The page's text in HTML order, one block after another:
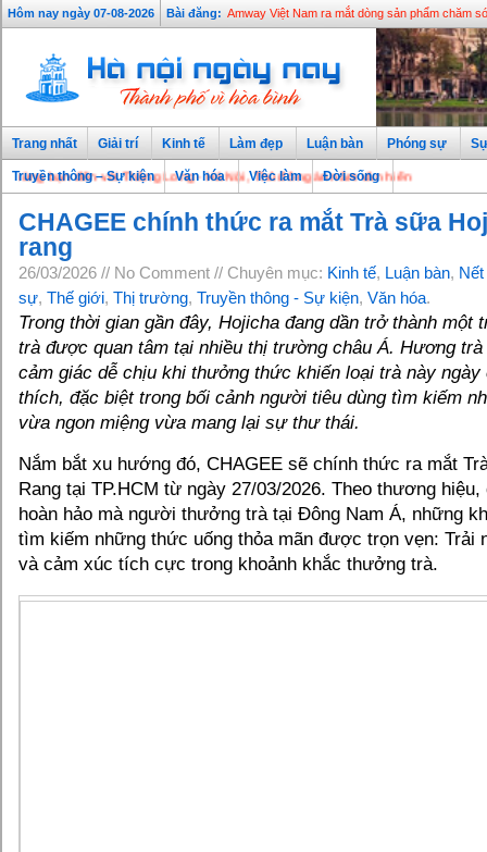
Hôm nay ngày 07-08-2026 Bài đăng: Amway Việt Nam ra mắt dòng sản phẩm chăm
bạn đến với Thăng Long - Hà Nội, Thủ đô ngàn năm văn hiến
Trang nhất Giải trí Kinh tế Làm đẹp Luận bàn Phóng sự
Truyền thông – Sự kiện Văn hóa Việc làm Đời sống
CHAGEE chính thức ra mắt Trà sữa
rang
26/03/2026 // No Comment // Chuyên mục: Kinh tế, Luận bàn,
sự, Thế giới, Thị trường, Truyền thông - Sự kiện, Văn hóa.
Trong thời gian gần đây, Hojicha đang dần trở thành một
trà được quan tâm tại nhiều thị trường châu Á. Hương trà
cảm giác dễ chịu khi thưởng thức khiến loại trà này
thích, đặc biệt trong bối cảnh người tiêu dùng tìm kiếm
vừa ngon miệng vừa mang lại sự thư thái.
Nắm bắt xu hướng đó, CHAGEE sẽ chính thức ra mắt
Rang tại TP.HCM từ ngày 27/03/2026. Theo thương hiệu,
hoàn hảo mà người thưởng trà tại Đông Nam Á, những
tìm kiếm những thức uống thỏa mãn được trọn vẹn: Trải
và cảm xúc tích cực trong khoảnh khắc thưởng trà.